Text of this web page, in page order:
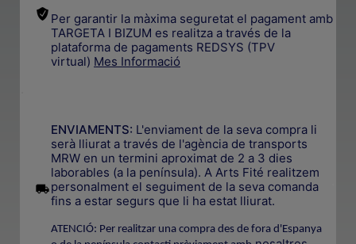
Per garantir la màxima seguretat el pagament amb
TARGETA I BIZUM es realitza a través de la
plataforma de pagaments REDSYS (TPV
virtual) Mes Informació
ENVIAMENTS: L'enviament de la seva compra li
serà lliurat a través de l'agència de transports
MRW en un termini aproximat de 2 a 3 dies
laborables (a la península). A Arts Fité realitzem
personalment el seguiment de la seva comanda
fins a estar segurs que li ha estat lliurat.
ATENCIÓ: Per realitzar una compra des de fora d'Espanya